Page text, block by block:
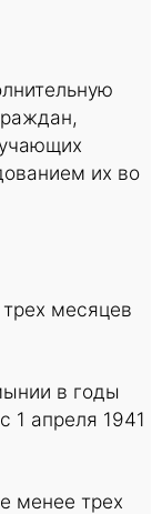
их во
месяцев
в годы
1 апреля 1941
менее трех